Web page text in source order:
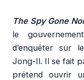
The Spy Gone
le
d’enquêter sur
Jong-Il. Il se fait
prétend ouvrir